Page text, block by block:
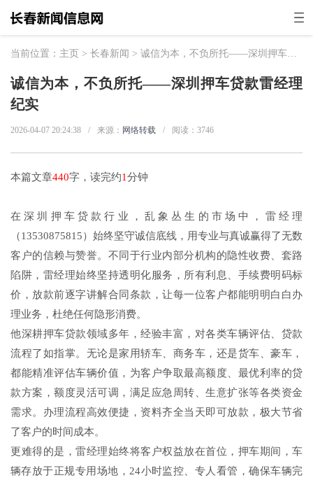
当前位置： 主页 > 长春新闻 > 诚信为本，不负所托——深圳押车贷款雷经理纪实
诚信为本，不负所托——深圳押车贷款雷经理
纪实
2026-04-07 20:24:38 / 来源： 网络转载 / 阅读： 3746
本篇文章440字，读完约1分钟
在深圳押车贷款行业，乱象丛生的市场中，雷经理
（13530875815）始终坚守诚信底线，用专业与真诚赢得了无数
客户的信赖与赞誉。不同于行业内部分机构的隐性收费、套路
陷阱，雷经理始终坚持透明化服务，所有利息、手续费明码标
价，放款前逐字讲解合同条款，让每一位客户都能明明白白办
理业务，杜绝任何隐形消费。
他深耕押车贷款领域多年，经验丰富，对各类车辆评估、贷款
流程了如指掌。无论是家用轿车、商务车，还是货车、豪车，
都能精准评估车辆价值，为客户争取最高额度、最优利率的贷
款方案，额度灵活可调，满足应急周转、生意扩张等各类资金
需求。办理流程高效便捷，资料齐全当天即可放款，极大节省
了客户的时间成本。
更难得的是，雷经理始终将客户权益放在首位，押车期间，车
辆存放于正规专用场地，24小时监控、专人看管，确保车辆完